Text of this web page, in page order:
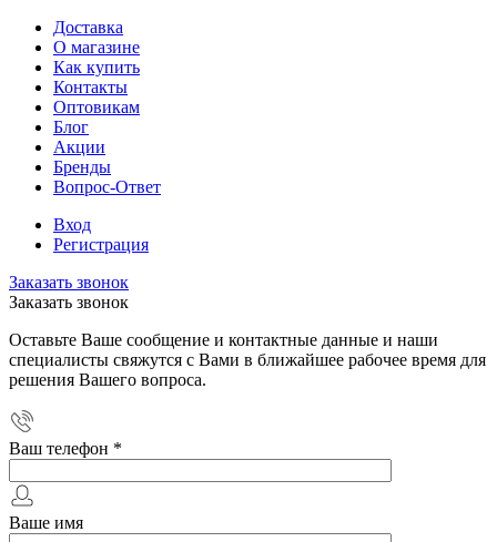
Доставка
О магазине
Как купить
Контакты
Оптовикам
Блог
Акции
Бренды
Вопрос-Ответ
Вход
Регистрация
Заказать звонок
Заказать звонок
Оставьте Ваше сообщение и контактные данные и наши
специалисты свяжутся с Вами в ближайшее рабочее время для
решения Вашего вопроса.
Ваш телефон *
Ваше имя